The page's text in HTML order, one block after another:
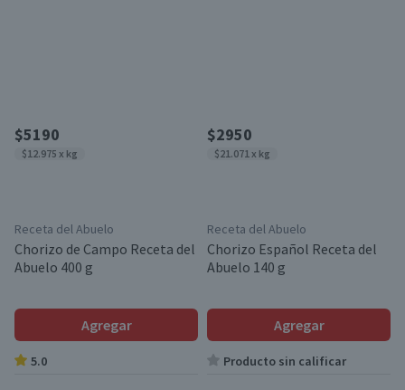
$5190
$12.975 x kg
Receta del Abuelo
Chorizo de Campo Receta del
Abuelo 400 g
Agregar
5.0
$2950
$21.071 x kg
Receta del Abuelo
Chorizo Español Receta del
Abuelo 140 g
Agregar
Producto sin calificar